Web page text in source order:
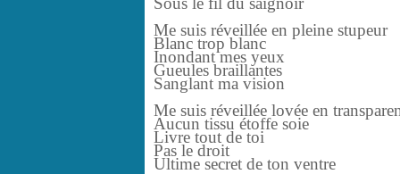
Me suis réveillée en pleine stupeur
Blanc trop blanc
Inondant mes yeux
Gueules braillantes
Sanglant ma vision
Me suis réveillée lovée en
Aucun tissu étoffe soie
Livre tout de toi
Pas le droit
Ultime secret de ton ventre